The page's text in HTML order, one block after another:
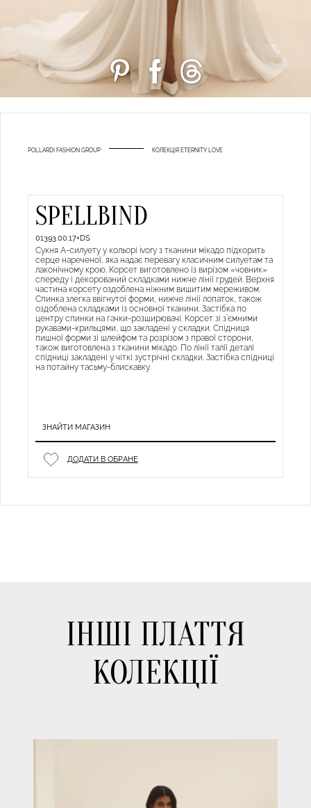
POLLARDI FASHION GROUP КОЛЕКЦІЯ ETERNITY LOVE
SPELLBIND
01393.00.17+DS
Сукня А-силуету у кольорі ivory з тканини мікадо підкорить
серце нареченої, яка надає перевагу класичним силуетам та
лаконічному крою. Корсет виготовлено із вирізом «човник»
спереду і декорований складками нижче лінії грудей. Верхня
частина корсету оздоблена ніжним вишитим мереживом.
Спинка злегка ввігнутої форми, нижче лінії лопаток, також
оздоблена складками із основної тканини. Застібка по
центру спинки на гачки-розширювачі. Корсет зі з’ємними
рукавами-крильцями, що закладені у складки. Спідниця
пишної форми зі шлейфом та розрізом з правої сторони,
також виготовлена з тканини мікадо. По лінії талії деталі
спідниці закладені у чіткі зустрічні складки. Застібка спідниці
на потайну тасьму-блискавку.
ЗНАЙТИ МАГАЗИН
ДОДАТИ В ОБРАНЕ
ІНШІ ПЛАТТЯ
КОЛЕКЦІЇ